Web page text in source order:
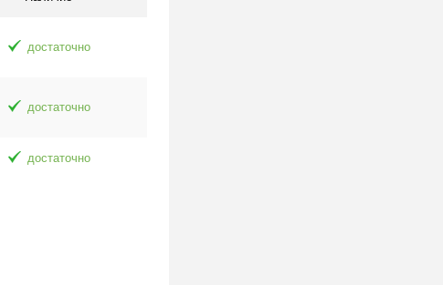
достаточно
достаточно
достаточно